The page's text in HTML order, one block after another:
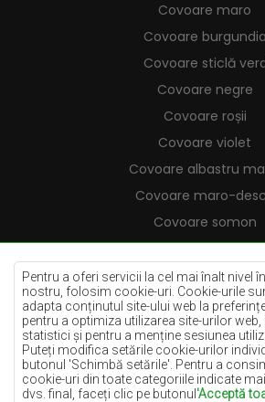
Pentru a oferi servicii la cel mai înalt nivel
nostru, folosim cookie-uri. Cookie-urile
adapta conținutul site-ului web la
pentru a optimiza utilizarea site-urilor web,
statistici și pentru a menține sesiunea
Puteți modifica setările cookie-urilor
butonul 'Schimbă setările'. Pentru a
cookie-uri din toate categoriile indicate
dvs. final, faceți clic pe butonul 'Acceptă
Covoare maro
Covoare burgundia
Covoare sticlă
Covoare negre
Covoare roșii
Covoare violet
Covoare albastru
Covoare maro-
Covoare somon
Covoare crem
Covoare lila
Covoare galbene
Covoare mentă
Covoare albastre
Covoare portocalii